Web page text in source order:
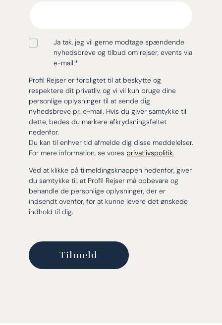
Ja tak, jeg vil gerne modtage spændende
nyhedsbreve og tilbud om rejser, events via
e-mail:*
Profil Rejser er forpligtet til at beskytte og
respektere dit privatliv, og vi vil kun bruge dine
personlige oplysninger til at sende dig
nyhedsbreve pr. e-mail. Hvis du giver samtykke til
dette, bedes du markere afkrydsningsfeltet
nedenfor.
Du kan til enhver tid afmelde dig disse meddelelser.
For mere information, se vores privatlivspolitik.
Ved at klikke på tilmeldingsknappen nedenfor, giver
du samtykke til, at Profil Rejser må opbevare og
behandle de personlige oplysninger, der er
indsendt ovenfor, for at kunne levere det ønskede
indhold til dig.